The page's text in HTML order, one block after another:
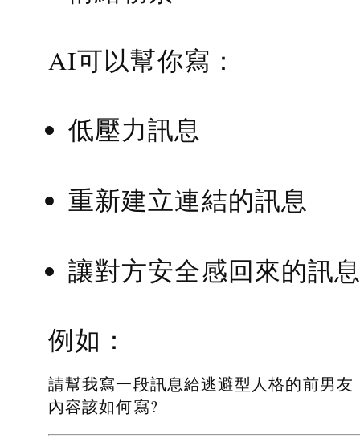
AI可以幫你寫：
低壓力訊息
重新建立連結的訊息
讓對方安全感回來的訊
例如：
請幫我寫一段訊息給逃避型人格的前男友
內容該如何寫?